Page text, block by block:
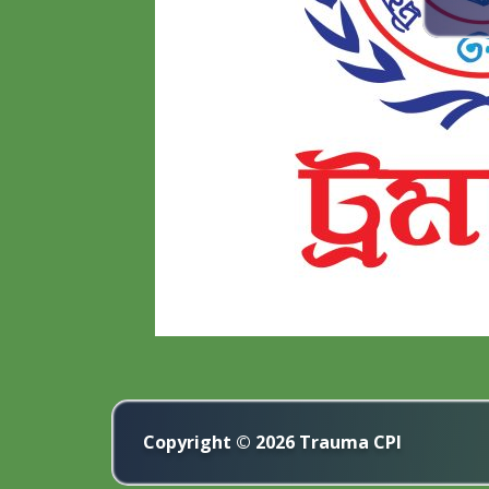
Copyright © 2026 Trauma CPI